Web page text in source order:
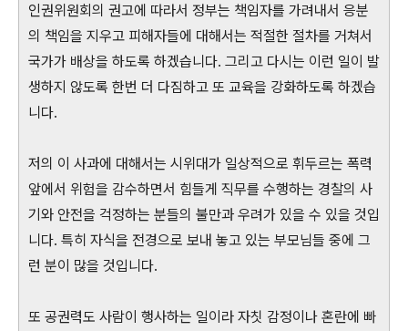
인권위원회의 권고에 따라서 정부는 책임자를 가려내서 응분
의 책임을 지우고 피해자들에 대해서는 적절한 절차를 거쳐서
국가가 배상을 하도록 하겠습니다. 그리고 다시는 이런 일이 발
생하지 않도록 한번 더 다짐하고 또 교육을 강화하도록 하겠습
니다.
저의 이 사과에 대해서는 시위대가 일상적으로 휘두르는 폭력
앞에서 위험을 감수하면서 힘들게 직무를 수행하는 경찰의 사
기와 안전을 걱정하는 분들의 불만과 우려가 있을 수 있을 것입
니다. 특히 자식을 전경으로 보내 놓고 있는 부모님들 중에 그
런 분이 많을 것입니다.
또 공권력도 사람이 행사하는 일이라 자칫 감정이나 혼란에 빠